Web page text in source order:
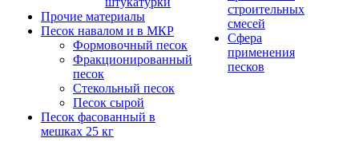
Прочие материалы
Песок навалом и в МКР
Формовочный песок
Фракционированный
песок
Стекольный песок
Песок сырой
Песок фасованный в
мешках 25 кг
строительных
смесей
Сфера
применения
песков